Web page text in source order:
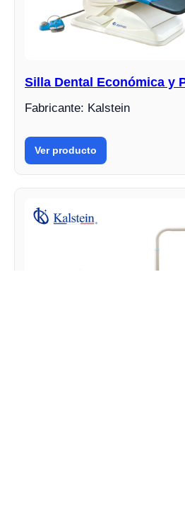
Silla Dental Económica y
Fabricante: Kalstein
Ver producto